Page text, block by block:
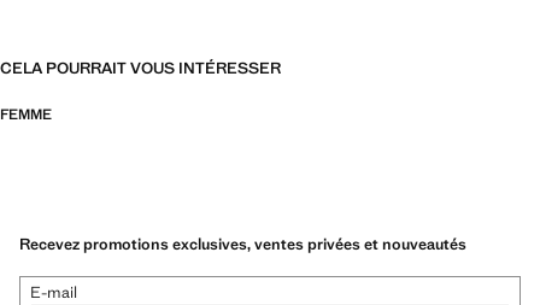
CELA POURRAIT VOUS INTÉRESSER
FEMME
Recevez promotions exclusives, ventes privées et nouveautés
E-mail